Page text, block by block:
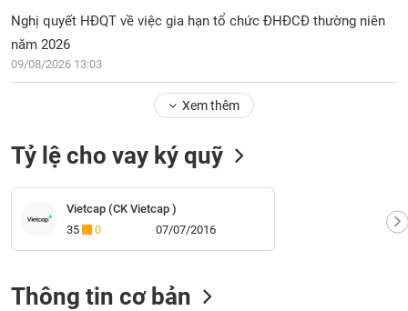
Nghị quyết HĐQT về việc gia hạn tổ chức ĐHĐCĐ thường niên
năm 2026
09/08/2026 13:03
Xem thêm
Tỷ lệ cho vay ký quỹ
Vietcap (CK Vietcap )
35
0 07/07/2016
Thông tin cơ bản